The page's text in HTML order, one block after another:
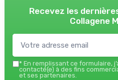
Recevez les
Collagene
* En remplissant ce formulaire,
contacté(e) à des fins
et ses partenaires.